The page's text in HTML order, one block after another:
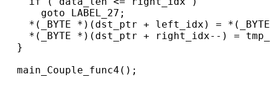
      goto LABEL_27;
*(_BYTE *)(dst_ptr + left_idx) =
*(_BYTE *)(dst_ptr + right_idx--) =
  }
  main_Couple_func4();